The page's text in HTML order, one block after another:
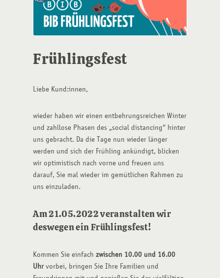
Frühlingsfest
Liebe Kund:innen,
wieder haben wir einen entbehrungsreichen Winter
und zahllose Phasen des „social distancing“ hinter
uns gebracht. Da die Tage nun wieder länger
werden und sich der Frühling ankündigt, blicken
wir optimistisch nach vorne und freuen uns
darauf, Sie mal wieder im gemütlichen Rahmen zu
uns einzuladen.
Am21.05.2022veranstalten wir
deswegen ein Frühlingsfest!
Kommen Sie einfachzwischen 10.00 und 16.00
Uhrvorbei, bringen Sie Ihre Familien und